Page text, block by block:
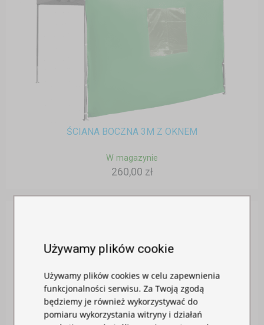
ŚCIANA BOCZNA 3M Z OKNEM
W magazynie
260,00 zł
Używamy plików cookie
Używamy plików cookies w celu zapewnienia
funkcjonalności serwisu. Za Twoją zgodą
będziemy je również wykorzystywać do
pomiaru wykorzystania witryny i działań